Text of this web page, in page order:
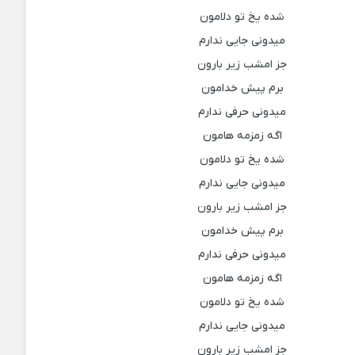
شده یخ تو دلامون
میدونی جایی ندارم
جز امشب زیر بارون
برم پیش خدامون
میدونی حرفی ندارم
اگه زمزمه هامون
شده یخ تو دلامون
میدونی جایی ندارم
جز امشب زیر بارون
برم پیش خدامون
میدونی حرفی ندارم
اگه زمزمه هامون
شده یخ تو دلامون
میدونی جایی ندارم
جز امشب زیر بارون